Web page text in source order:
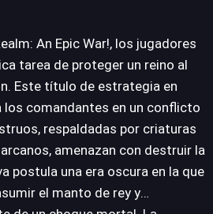
AHORA
An Epic War!, los jugadores
tarea de proteger un reino al
Este título de estrategia en
los comandantes en un conflicto
respaldadas por criaturas
amenazan con destruir la
postula una era oscura en la que
el manto de rey y